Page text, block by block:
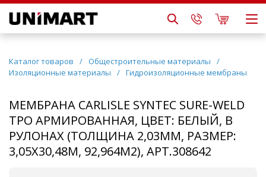
Каталог товаров / Общестроительные материалы
/
Изоляционные материалы
/ Гидроизоляционные мембраны
МЕМБРАНА CARLISLE SYNTEC SURE-WELD
TPO АРМИРОВАННАЯ, ЦВЕТ: БЕЛЫЙ, В
РУЛОНАХ (ТОЛЩИНА 2,03ММ, РАЗМЕР:
3,05Х30,48М, 92,964М2), АРТ.308642